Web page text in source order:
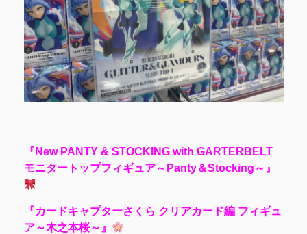
『New PANTY & STOCKING with GARTERBELT
モニタートップフィギュア～Panty＆Stocking～』
『カードキャプターさくら クリアカード編 フィギュ
ア～木之本桜～』